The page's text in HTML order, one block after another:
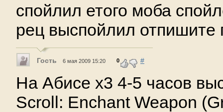
спойлил етого моба
рец выспойлил отпишите
Гость 6 мая 2009 15:20 0 #
На Абисе х3 4-5 часов
Scroll: Enchant Weapon